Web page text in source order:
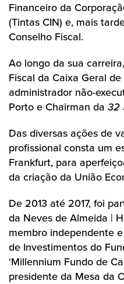
Financeiro da
(Tintas CIN) e, mais
Conselho Fiscal.
Ao longo da sua
Fiscal da Caixa Geral
administrador não-
Porto e Chairman da 32
Das diversas ações de
profissional consta um
Frankfurt, para
da criação da União
De 2013 até 2017, foi
da Neves de Almeida |
membro independente
de Investimentos do
‘Millennium Fundo de
presidente da Mesa da